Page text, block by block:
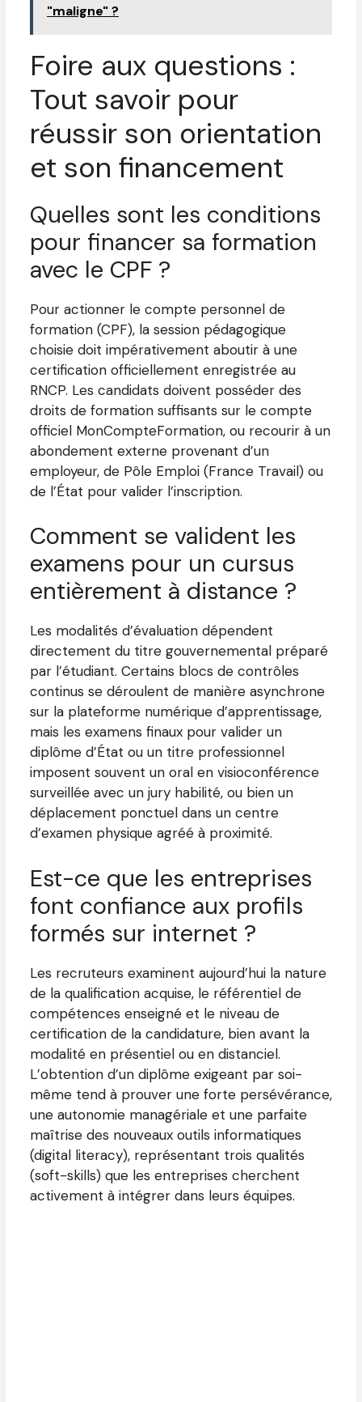
"maligne" ?
Foire aux questions :
Tout savoir pour
réussir son orientation
et son financement
Quelles sont les conditions
pour financer sa formation
avec le CPF ?
Pour actionner le compte personnel de
formation (CPF), la session pédagogique
choisie doit impérativement aboutir à une
certification officiellement enregistrée au
RNCP. Les candidats doivent posséder des
droits de formation suffisants sur le compte
officiel MonCompteFormation, ou recourir à un
abondement externe provenant d’un
employeur, de Pôle Emploi (France Travail) ou
de l’État pour valider l’inscription.
Comment se valident les
examens pour un cursus
entièrement à distance ?
Les modalités d’évaluation dépendent
directement du titre gouvernemental préparé
par l’étudiant. Certains blocs de contrôles
continus se déroulent de manière asynchrone
sur la plateforme numérique d’apprentissage,
mais les examens finaux pour valider un
diplôme d’État ou un titre professionnel
imposent souvent un oral en visioconférence
surveillée avec un jury habilité, ou bien un
déplacement ponctuel dans un centre
d’examen physique agréé à proximité.
Est-ce que les entreprises
font confiance aux profils
formés sur internet ?
Les recruteurs examinent aujourd’hui la nature
de la qualification acquise, le référentiel de
compétences enseigné et le niveau de
certification de la candidature, bien avant la
modalité en présentiel ou en distanciel.
L’obtention d’un diplôme exigeant par soi-
même tend à prouver une forte persévérance,
une autonomie managériale et une parfaite
maîtrise des nouveaux outils informatiques
(digital literacy), représentant trois qualités
(soft-skills) que les entreprises cherchent
activement à intégrer dans leurs équipes.